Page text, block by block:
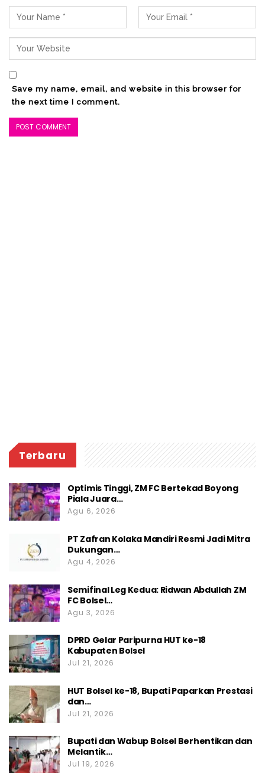
Save my name, email, and website in this browser for
the next time I comment.
Terbaru
Optimis Tinggi, ZM FC Bertekad Boyong
Piala Juara…
Agu 6, 2026
PT Zafran Kolaka Mandiri Resmi Jadi Mitra
Dukungan…
Agu 4, 2026
Semifinal Leg Kedua: Ridwan Abdullah ZM
FC Bolsel…
Agu 3, 2026
DPRD Gelar Paripurna HUT ke-18
Kabupaten Bolsel
Jul 21, 2026
HUT Bolsel ke-18, Bupati Paparkan Prestasi
dan…
Jul 21, 2026
Bupati dan Wabup Bolsel Berhentikan dan
Melantik…
Jul 19, 2026